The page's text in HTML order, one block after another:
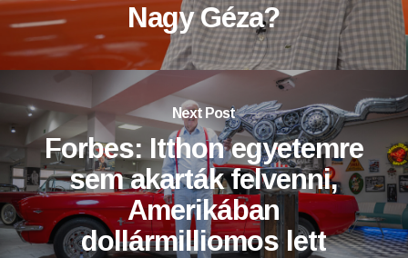
Nagy Géza?
Next Post
Forbes: Itthon egyetemre
sem akarták felvenni,
Amerikában
dollármilliomos lett